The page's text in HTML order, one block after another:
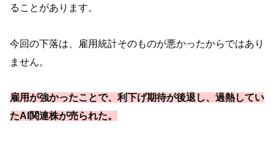
ることがあります。
今回の下落は、雇用統計そのものが悪かったからではあり
ません。
雇用が強かったことで、利下げ期待が後退し、過熱してい
たAI関連株が売られた。